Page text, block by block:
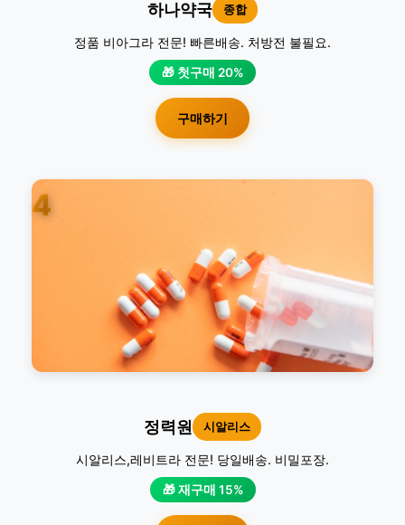
하나약국 종합
정품 비아그라 전문! 빠른배송. 처방전 불필요.
🎁 첫구매 20%
구매하기
4
정력원 시알리스
시알리스,레비트라 전문! 당일배송. 비밀포장.
🎁 재구매 15%